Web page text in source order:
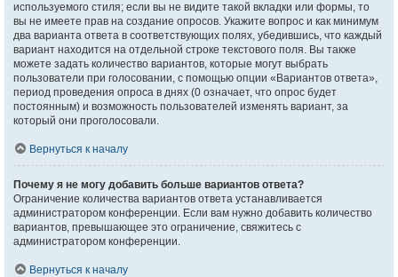
используемого стиля; если вы не видите такой вкладки или формы, то
вы не имеете прав на создание опросов. Укажите вопрос и как минимум
два варианта ответа в соответствующих полях, убедившись, что каждый
вариант находится на отдельной строке текстового поля. Вы также
можете задать количество вариантов, которые могут выбрать
пользователи при голосовании, с помощью опции «Вариантов ответа»,
период проведения опроса в днях (0 означает, что опрос будет
постоянным) и возможность пользователей изменять вариант, за
который они проголосовали.
Вернуться к началу
Почему я не могу добавить больше вариантов ответа?
Ограничение количества вариантов ответа устанавливается
администратором конференции. Если вам нужно добавить количество
вариантов, превышающее это ограничение, свяжитесь с
администратором конференции.
Вернуться к началу